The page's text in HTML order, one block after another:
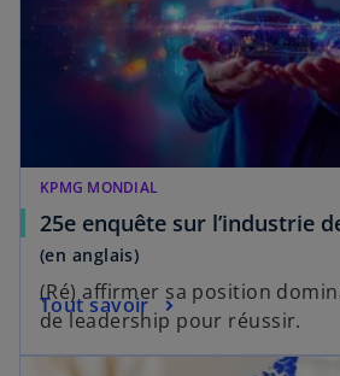
KPMG MONDIAL
25e enquête sur l’industrie
(en anglais)
(Ré) affirmer sa position
de leadership pour réussir.
Tout savoir
s
’
o